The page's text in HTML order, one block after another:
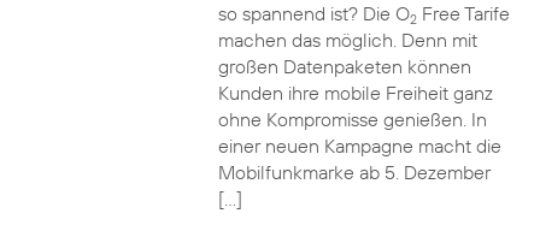
so spannend ist? Die O2Free Tarife
machen das möglich. Denn mit
großen Datenpaketen können
Kunden ihre mobile Freiheit ganz
ohne Kompromisse genießen. In
einer neuen Kampagne macht die
Mobilfunkmarke ab 5. Dezember
[…]